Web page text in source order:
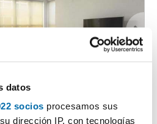
datos
socios procesamos sus
dirección IP, con tecnologías
DESTACADO Máx. 10km